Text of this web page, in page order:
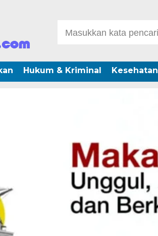
Hukum & Kriminal Kesehatan